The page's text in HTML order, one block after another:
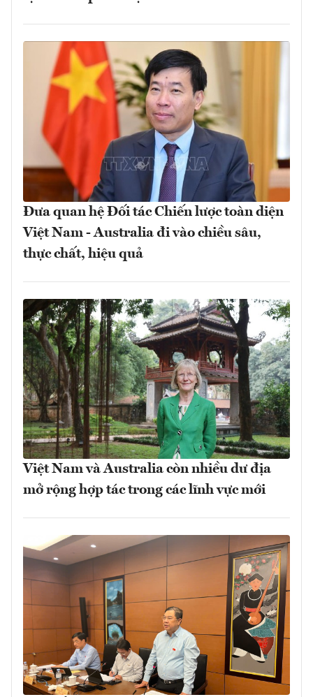
Đưa quan hệ Đối tác Chiến lược toàn diện
Việt Nam - Australia đi vào chiều sâu,
thực chất, hiệu quả
Việt Nam và Australia còn nhiều dư địa
mở rộng hợp tác trong các lĩnh vực mới